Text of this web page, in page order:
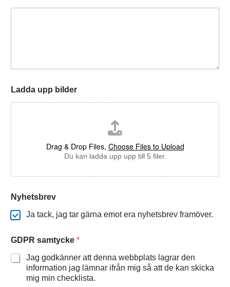
Ladda upp bilder
Drag & Drop Files, Choose Files to Upload
Du kan ladda upp upp till 5 filer.
Nyhetsbrev
Ja tack, jag tar gärna emot era nyhetsbrev framöver.
GDPR samtycke *
Jag godkänner att denna webbplats lagrar den
information jag lämnar ifrån mig så att de kan skicka
mig min checklista.